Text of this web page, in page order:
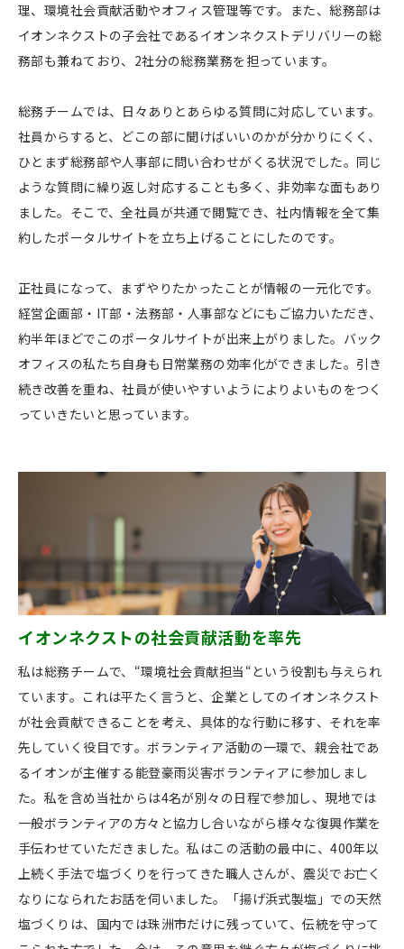
理、環境社会貢献活動やオフィス管理等です。また、総務部は
イオンネクストの子会社であるイオンネクストデリバリーの総
務部も兼ねており、2社分の総務業務を担っています。
総務チームでは、日々ありとあらゆる質問に対応しています。
社員からすると、どこの部に聞けばいいのかが分かりにくく、
ひとまず総務部や人事部に問い合わせがくる状況でした。同じ
ような質問に繰り返し対応することも多く、非効率な面もあり
ました。そこで、全社員が共通で閲覧でき、社内情報を全て集
約したポータルサイトを立ち上げることにしたのです。
正社員になって、まずやりたかったことが情報の一元化です。
経営企画部・IT部・法務部・人事部などにもご協力いただき、
約半年ほどでこのポータルサイトが出来上がりました。バック
オフィスの私たち自身も日常業務の効率化ができました。引き
続き改善を重ね、社員が使いやすいようによりよいものをつく
っていきたいと思っています。
イオンネクストの社会貢献活動を率先
私は総務チームで、“環境社会貢献担当“という役割も与えられ
ています。これは平たく言うと、企業としてのイオンネクスト
が社会貢献できることを考え、具体的な行動に移す、それを率
先していく役目です。ボランティア活動の一環で、親会社であ
るイオンが主催する能登豪雨災害ボランティアに参加しまし
た。私を含め当社からは4名が別々の日程で参加し、現地では
一般ボランティアの方々と協力し合いながら様々な復興作業を
手伝わせていただきました。私はこの活動の最中に、400年以
上続く手法で塩づくりを行ってきた職人さんが、震災でお亡く
なりになられたお話を伺いました。「揚げ浜式製塩」での天然
塩づくりは、国内では珠洲市だけに残っていて、伝統を守って